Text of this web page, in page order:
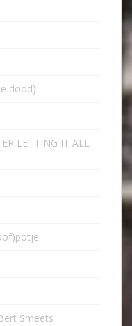
dood)
LETTING IT ALL
Smeets